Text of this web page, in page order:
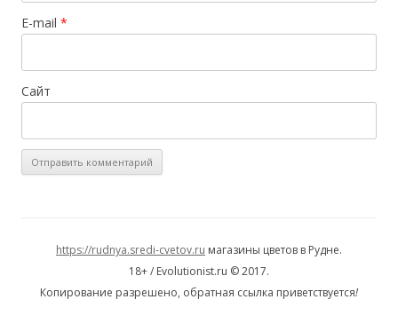
E-mail *
Сайт
https://rudnya.sredi-cvetov.ru магазины цветов в Рудне.
18+ / Evolutionist.ru © 2017.
Копирование разрешено, обратная ссылка приветствуется!